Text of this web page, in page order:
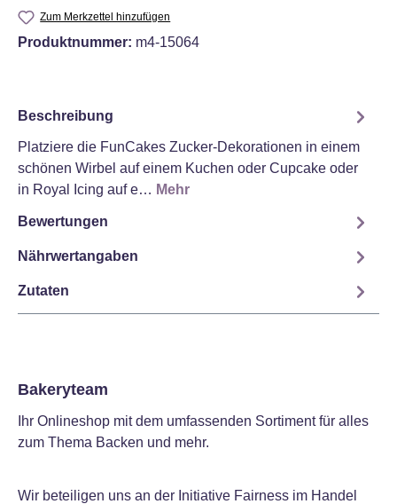
Zum Merkzettel hinzufügen
Produktnummer: m4-15064
Beschreibung
Platziere die FunCakes Zucker-Dekorationen in einem
schönen Wirbel auf einem Kuchen oder Cupcake oder
in Royal Icing auf e… Mehr
Bewertungen
Nährwertangaben
Zutaten
Bakeryteam
Ihr Onlineshop mit dem umfassenden Sortiment für alles
zum Thema Backen und mehr.
Wir beteiligen uns an der Initiative Fairness im Handel